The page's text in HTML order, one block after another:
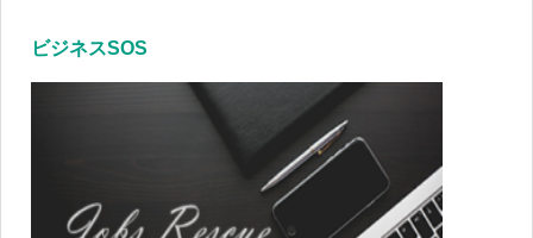
ビジネスSOS